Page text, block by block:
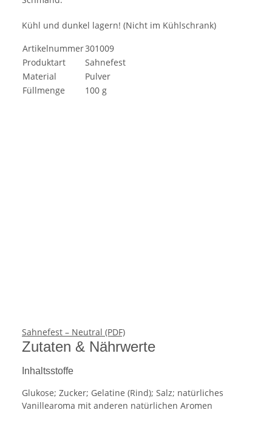
Kühl und dunkel lagern! (Nicht im Kühlschrank)
Artikelnummer301009
Produktart
Sahnefest
Material
Pulver
Füllmenge
100 g
Sahnefest – Neutral (PDF)
Zutaten & Nährwerte
Inhaltsstoffe
Glukose; Zucker; Gelatine (Rind); Salz; natürliches
Vanillearoma mit anderen natürlichen Aromen